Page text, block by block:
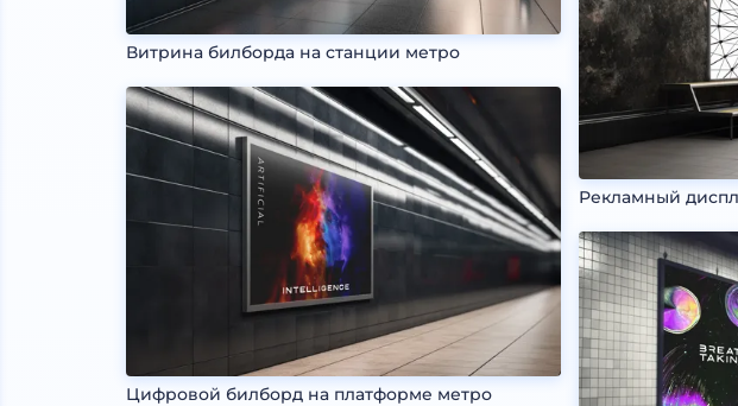
Витрина билборда на станции метро
Цифровой билборд на платформе метро
Рекламный